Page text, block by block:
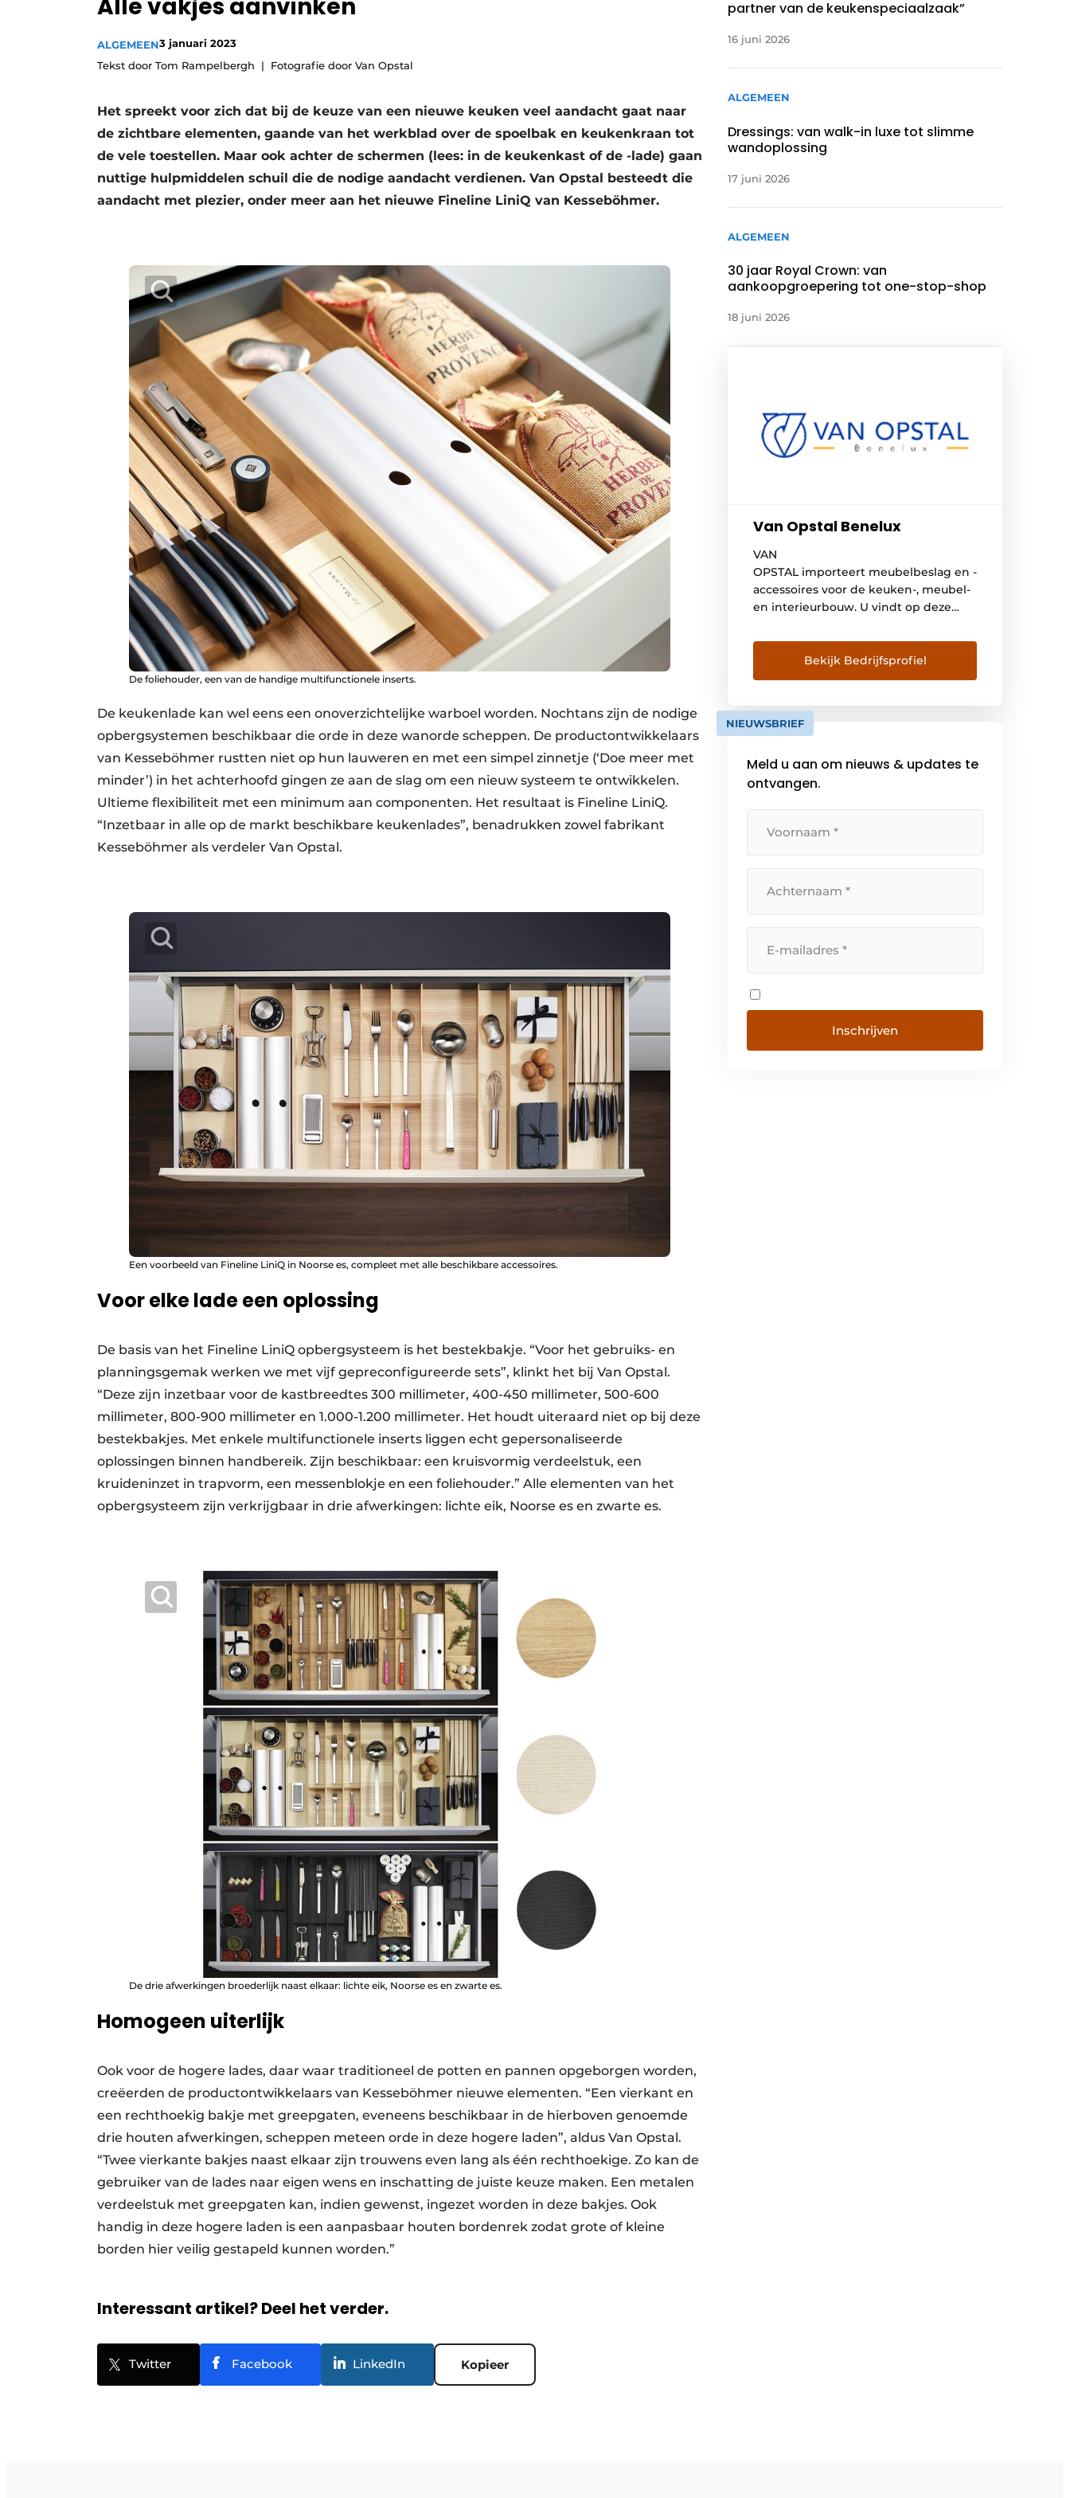
Vacature aanmelden
Video’s
Alle vakjes aanvinken
ALGEMEEN3 januari 2023
Tekst door Tom Rampelbergh
Fotografie door Van Opstal
Het spreekt voor zich dat bij de keuze van een nieuwe keuken veel aandacht gaat naar
de zichtbare elementen, gaande van het werkblad over de spoelbak en keukenkraan tot
de vele toestellen. Maar ook achter de schermen (lees: in de keukenkast of de -lade) gaan
nuttige hulpmiddelen schuil die de nodige aandacht verdienen. Van Opstal besteedt die
aandacht met plezier, onder meer aan het nieuwe Fineline LiniQ van Kesseböhmer.
De foliehouder, een van de handige multifunctionele inserts.
De keukenlade kan wel eens een onoverzichtelijke warboel worden. Nochtans zijn de nodige
opbergsystemen beschikbaar die orde in deze wanorde scheppen. De productontwikkelaars
van Kesseböhmer rustten niet op hun lauweren en met een simpel zinnetje (‘Doe meer met
minder’) in het achterhoofd gingen ze aan de slag om een nieuw systeem te ontwikkelen.
Ultieme flexibiliteit met een minimum aan componenten. Het resultaat is Fineline LiniQ.
“Inzetbaar in alle op de markt beschikbare keukenlades”, benadrukken zowel fabrikant
Kesseböhmer als verdeler Van Opstal.
Een voorbeeld van Fineline LiniQ in Noorse es, compleet met alle beschikbare accessoires.
Voor elke lade een oplossing
De basis van het Fineline LiniQ opbergsysteem is het bestekbakje. “Voor het gebruiks- en
planningsgemak werken we met vijf gepreconfigureerde sets”, klinkt het bij Van Opstal.
“Deze zijn inzetbaar voor de kastbreedtes 300 millimeter, 400-450 millimeter, 500-600
millimeter, 800-900 millimeter en 1.000-1.200 millimeter. Het houdt uiteraard niet op bij deze
bestekbakjes. Met enkele multifunctionele inserts liggen echt gepersonaliseerde
oplossingen binnen handbereik. Zijn beschikbaar: een kruisvormig verdeelstuk, een
kruideninzet in trapvorm, een messenblokje en een foliehouder.” Alle elementen van het
opbergsysteem zijn verkrijgbaar in drie afwerkingen: lichte eik, Noorse es en zwarte es.
De drie afwerkingen broederlijk naast elkaar: lichte eik, Noorse es en zwarte es.
Homogeen uiterlijk
Ook voor de hogere lades, daar waar traditioneel de potten en pannen opgeborgen worden,
creëerden de productontwikkelaars van Kesseböhmer nieuwe elementen. “Een vierkant en
een rechthoekig bakje met greepgaten, eveneens beschikbaar in de hierboven genoemde
drie houten afwerkingen, scheppen meteen orde in deze hogere laden”, aldus Van Opstal.
“Twee vierkante bakjes naast elkaar zijn trouwens even lang als één rechthoekige. Zo kan de
gebruiker van de lades naar eigen wens en inschatting de juiste keuze maken. Een metalen
verdeelstuk met greepgaten kan, indien gewenst, ingezet worden in deze bakjes. Ook
handig in deze hogere laden is een aanpasbaar houten bordenrek zodat grote of kleine
borden hier veilig gestapeld kunnen worden.”
Interessant artikel? Deel het verder.
Twitter Facebook LinkedIn Kopieer
partner van de keukenspeciaalzaak”
16 juni 2026
ALGEMEEN
Dressings: van walk-in luxe tot slimme
wandoplossing
17 juni 2026
ALGEMEEN
30 jaar Royal Crown: van
aankoopgroepering tot one-stop-shop
18 juni 2026
Van Opstal Benelux
VAN
OPSTAL importeert meubelbeslag en -
accessoires voor de keuken-, meubel-
en interieurbouw. U vindt op deze
ons bedrijf en onze activiteiten. U kan
zonder login door ons productgamma
surfen. Wenst u te bestellen dan dient
gebruikers login (enkel voor vaklui).
Hebt u reeds een login of […]
Bekijk Bedrijfsprofiel
NIEUWSBRIEF
Meld u aan om nieuws & updates te
ontvangen.